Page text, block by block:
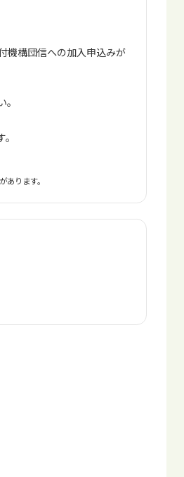
機構団信への加入申込みが
ります。